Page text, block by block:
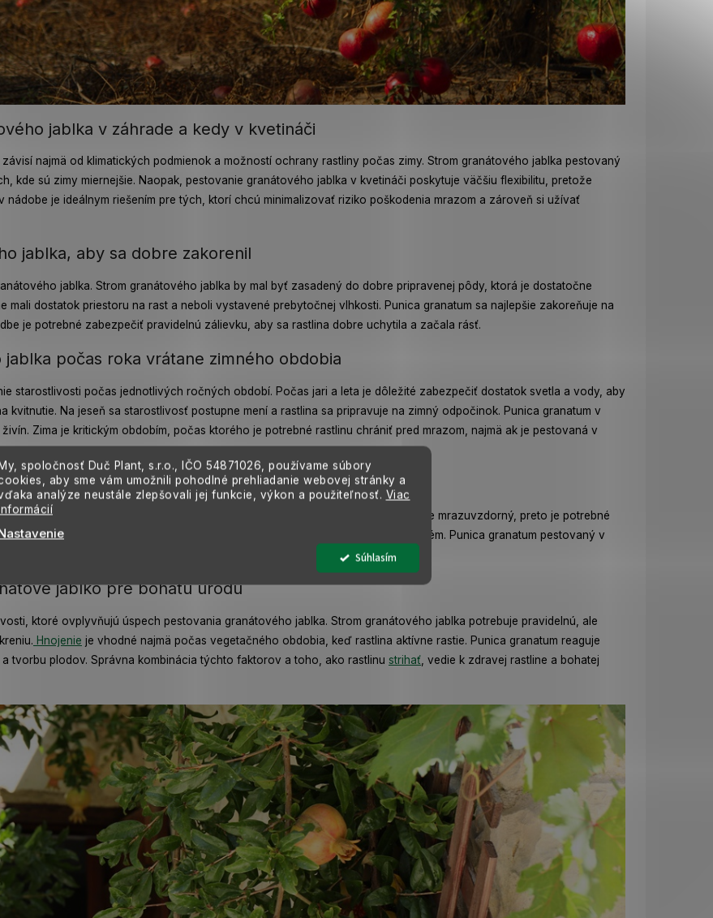
spoločnosť Duč Plant, s.r.o., IČO 54871026, používame súbory
aby sme vám umožnili pohodlné prehliadanie webovej stránky a
analýze neustále zlepšovali jej funkcie, výkon a použiteľnosť. Viac
Súhlasím
jablka v záhrade a kedy v kvetináči
najmä od klimatických podmienok a možností ochrany rastliny počas zimy. Strom granátového jablka pestovaný
kde sú zimy miernejšie. Naopak, pestovanie granátového jablka v kvetináči poskytuje väčšiu flexibilitu, pretože
nádobe je ideálnym riešením pre tých, ktorí chcú minimalizovať riziko poškodenia mrazom a zároveň si užívať
jablka, aby sa dobre zakorenil
jablka. Strom granátového jablka by mal byť zasadený do dobre pripravenej pôdy, ktorá je dostatočne
dostatok priestoru na rast a neboli vystavené prebytočnej vlhkosti. Punica granatum sa najlepšie zakoreňuje na
je potrebné zabezpečiť pravidelnú zálievku, aby sa rastlina dobre uchytila a začala rásť.
počas roka vrátane zimného obdobia
starostlivosti počas jednotlivých ročných období. Počas jari a leta je dôležité zabezpečiť dostatok svetla a vody, aby
Na jeseň sa starostlivosť postupne mení a rastlina sa pripravuje na zimný odpočinok. Punica granatum v
Zima je kritickým obdobím, počas ktorého je potrebné rastlinu chrániť pred mrazom, najmä ak je pestovaná v
pred mrazom a nepriaznivým počasím
granátového jablka v našich podmienkach. Strom granátového jablka nie je plne mrazuvzdorný, preto je potrebné
je vhodné použiť mulč alebo ochranné textílie, ktoré chránia koreňový systém. Punica granatum pestovaný v
Správna ochrana zabezpečí, že rastlina prežije zimu bez poškodenia.
jablko pre bohatú úrodu
ktoré ovplyvňujú úspech pestovania granátového jablka. Strom granátového jablka potrebuje pravidelnú, ale
Hnojenie je vhodné najmä počas vegetačného obdobia, keď rastlina aktívne rastie. Punica granatum reaguje
tvorbu plodov. Správna kombinácia týchto faktorov a toho, ako rastlinu strihať , vedie k zdravej rastline a bohatej